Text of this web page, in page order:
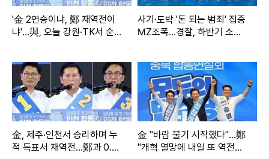
'金 2연승이냐, 鄭 재역전이
냐'…與, 오늘 강원·TK서 순회
사기·도박 '돈 되는 범죄' 집중
MZ조폭…경찰, 하반기 소탕
金, 제주·인천서 승리하며 누
적 득표서 재역전…鄭과 0.8
金 "바람 불기 시작했다"…鄭
"개혁 열망에 내일 또 역전할